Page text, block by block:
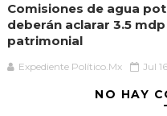
Comisiones de agua
deberán aclarar 3.5
patrimonial
Expediente Político.Mx Jul
NO HAY